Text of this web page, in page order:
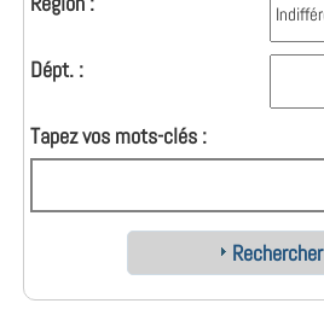
Dépt. :
Tapez vos mots-clés :
Rechercher